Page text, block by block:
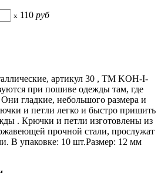
x 110 руб
артикул 30 , ТМ KOH-I-
при пошиве одежды там, где
гладкие, небольшого размера и
и петли легко и быстро пришить
. Крючки и петли изготовлены из
прочной стали, прослужат
В упаковке: 10 шт.Размер: 12 мм